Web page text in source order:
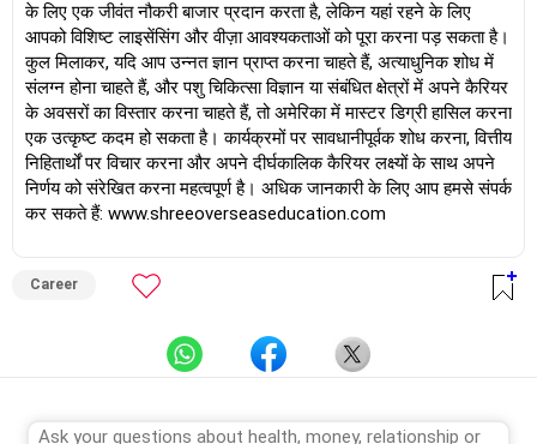
के लिए एक जीवंत नौकरी बाजार प्रदान करता है, लेकिन यहां रहने के लिए
आपको विशिष्ट लाइसेंसिंग और वीज़ा आवश्यकताओं को पूरा करना पड़ सकता है।
कुल मिलाकर, यदि आप उन्नत ज्ञान प्राप्त करना चाहते हैं, अत्याधुनिक शोध में
संलग्न होना चाहते हैं, और पशु चिकित्सा विज्ञान या संबंधित क्षेत्रों में अपने कैरियर
के अवसरों का विस्तार करना चाहते हैं, तो अमेरिका में मास्टर डिग्री हासिल करना
एक उत्कृष्ट कदम हो सकता है। कार्यक्रमों पर सावधानीपूर्वक शोध करना, वित्तीय
निहितार्थों पर विचार करना और अपने दीर्घकालिक कैरियर लक्ष्यों के साथ अपने
निर्णय को संरेखित करना महत्वपूर्ण है। अधिक जानकारी के लिए आप हमसे संपर्क
कर सकते हैं: www.shreeoverseaseducation.com
Career